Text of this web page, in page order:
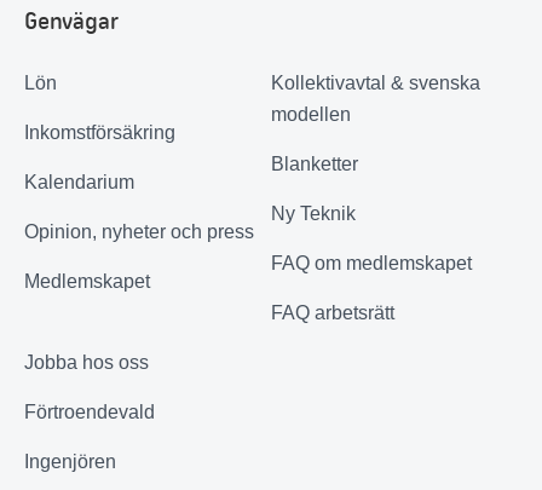
Genvägar
Lön
Inkomstförsäkring
Kalendarium
Opinion, nyheter och press
Medlemskapet
Kollektivavtal & svenska
modellen
Blanketter
Ny Teknik
FAQ om medlemskapet
FAQ arbetsrätt
Jobba hos oss
Förtroendevald
Ingenjören